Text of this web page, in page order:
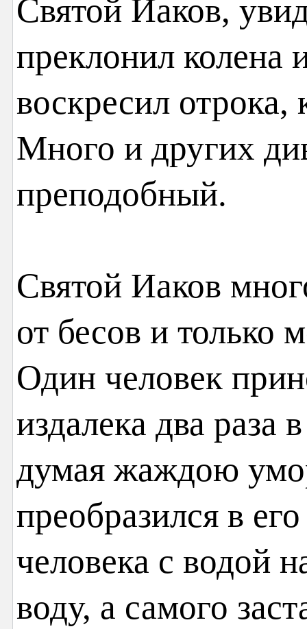
Святой Иаков,
преклонил колена
воскресил отрока,
Много и других
преподобный.
Святой Иаков
от бесов и только
Один человек
издалека два раза
думая жаждою
преобразился в
человека с водой
воду, а самого